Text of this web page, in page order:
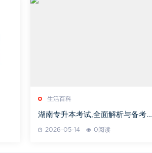
生活百科
湖南专升本考试,全面解析与备考
2026-05-14 0阅读